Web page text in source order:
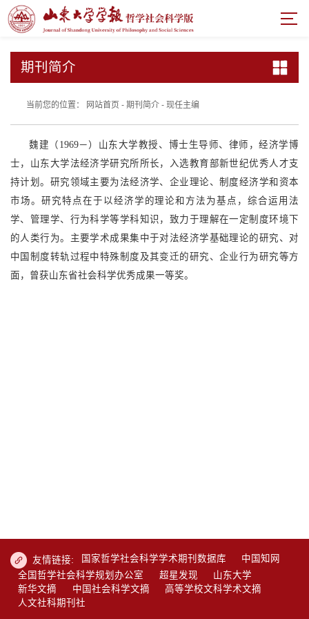
期刊简介
当前您的位置： 网站首页- 期刊简介- 现任主编
魏建（1969－）山东大学教授、博士生导师、律师，经济学博
士，山东大学法经济学研究所所长， 入选教育部新世纪优秀人才支
持计划。 研究领域主要为 法经济学、企业理论、制度经济学和资本
市场。研究特点在于以经济学的理论和方法为基点，综合运用法
学、管理学、行为科学等学科知识，致力于理解在一定制度环境下
的人类行为。主要学术成果集中于对法经济学基础理论的研究、对
中国制度转轨过程中特殊制度及其变迁的研究、企业行为研究等方
面 ， 曾获山东省社会科学优秀成果一等奖。
友情链接: 国家哲学社会科学学术期刊数据库
中国知网
全国哲学社会科学规划办公室
超星发现
山东大学
新华文摘
中国社会科学文摘
高等学校文科学术文摘
人文社科期刊社